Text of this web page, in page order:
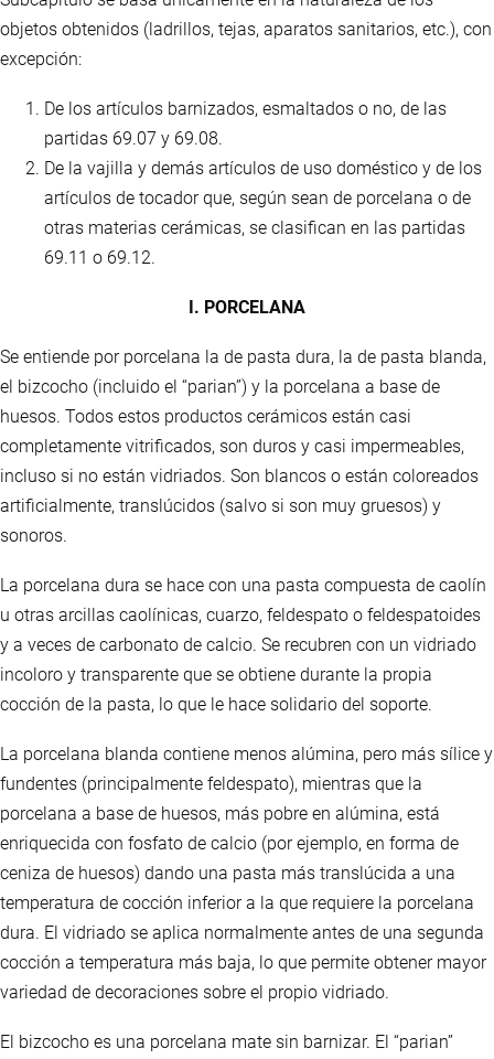
objetos obtenidos (ladrillos, tejas, aparatos sanitarios, etc.), con
excepción:
De los artículos barnizados, esmaltados o no, de las
partidas 69.07 y 69.08.
De la vajilla y demás artículos de uso doméstico y de los
artículos de tocador que, según sean de porcelana o de
otras materias cerámicas, se clasifican en las partidas
69.11 o 69.12.
I. PORCELANA
Se entiende por porcelana la de pasta dura, la de pasta blanda,
el bizcocho (incluido el “parian”) y la porcelana a base de
huesos. Todos estos productos cerámicos están casi
completamente vitrificados, son duros y casi impermeables,
incluso si no están vidriados. Son blancos o están coloreados
artificialmente, translúcidos (salvo si son muy gruesos) y
sonoros.
La porcelana dura se hace con una pasta compuesta de caolín
u otras arcillas caolínicas, cuarzo, feldespato o feldespatoides
y a veces de carbonato de calcio. Se recubren con un vidriado
incoloro y transparente que se obtiene durante la propia
cocción de la pasta, lo que le hace solidario del soporte.
La porcelana blanda contiene menos alúmina, pero más sílice y
fundentes (principalmente feldespato), mientras que la
porcelana a base de huesos, más pobre en alúmina, está
enriquecida con fosfato de calcio (por ejemplo, en forma de
ceniza de huesos) dando una pasta más translúcida a una
temperatura de cocción inferior a la que requiere la porcelana
dura. El vidriado se aplica normalmente antes de una segunda
cocción a temperatura más baja, lo que permite obtener mayor
variedad de decoraciones sobre el propio vidriado.
El bizcocho es una porcelana mate sin barnizar. El “parian”